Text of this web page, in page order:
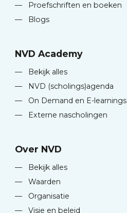
—
Proefschriften en boeken
—
Blogs
NVD Academy
—
Bekijk alles
—
NVD (scholings)agenda
—
On Demand en E-learnings
—
Externe nascholingen
Over NVD
—
Bekijk alles
—
Waarden
—
Organisatie
—
Visie en beleid